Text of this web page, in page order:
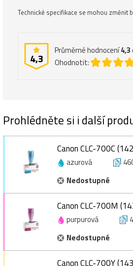
Technické specifikace se mohou
4,3
Průměrné hodnocení4,3
Ohodnotit:
Prohlédněte si i další
Canon CLC-700C
azurová
Nedostupné
Canon CLC-700M
purpurová
Nedostupné
Canon CLC-700Y